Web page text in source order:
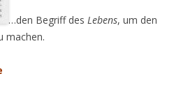
…den Begriff des Lebens, um den
machen.